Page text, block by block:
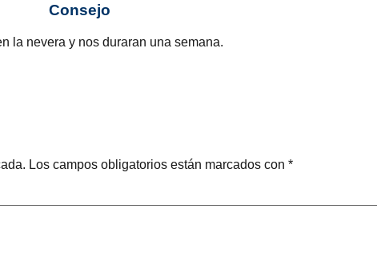
Consejo
la nevera y nos duraran una semana.
Los campos obligatorios están marcados con *